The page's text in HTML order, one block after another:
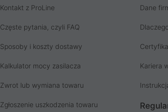
Kontakt z ProLine
Częste pytania, czyli FAQ
Sposoby i koszty dostawy
Kalkulator mocy zasilacza
Zwrot lub wymiana towaru
Zgłoszenie uszkodzenia towaru
Dane
Kariera